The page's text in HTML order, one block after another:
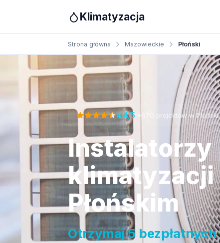
Klimatyzacja
Strona główna Mazowieckie Płoński
Otrzymaj bezpłatną wycenę
4.4/5 +670 projektów w Płoński
Instalatorzy
klimatyzacji
Płońskim
Otrzymaj 5